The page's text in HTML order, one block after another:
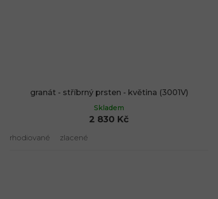
granát - stříbrný prsten - květina (3001V)
Skladem
2 830 Kč
rhodiované zlacené